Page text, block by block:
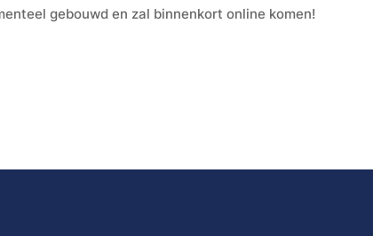
gebouwd en zal binnenkort online komen!